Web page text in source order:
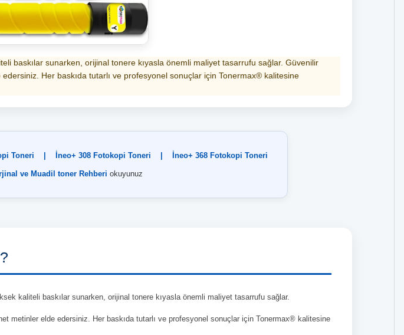
baskılar sunarken, orijinal tonere kıyasla önemli maliyet tasarrufu sağlar. Güvenilir
Her baskıda tutarlı ve profesyonel sonuçlar için Tonermax® kalitesine
Toneri İneo+ 308 Fotokopi Toneri İneo+ 368 Fotokopi Toneri
ve Muadil toner Rehberi okuyunuz
kaliteli baskılar sunarken, orijinal tonere kıyasla önemli maliyet tasarrufu sağlar.
metinler elde edersiniz. Her baskıda tutarlı ve profesyonel sonuçlar için Tonermax® kalitesine